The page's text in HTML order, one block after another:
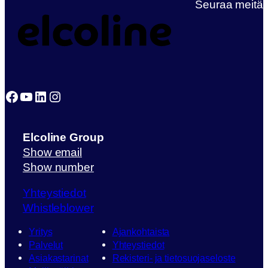
Seuraa meitä
Facebook
YouTube
LinkedIn
Instagram
Elcoline Group
Show email
Show number
Yhteystiedot
Whistleblower
Yritys
Palvelut
Asiakastarinat
Ajankohtaista
Yhteystiedot
Rekisteri- ja tietosuojaseloste